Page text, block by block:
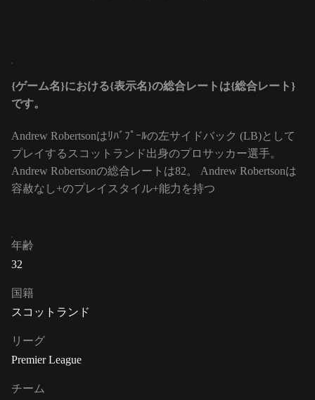
{ゲーム名}における{表示名}の総合レートは{総合レート}
です。
Andrew Robertsonはﾘﾊﾞﾌﾟｰﾙの左サイドバック (LB)として
プレイするスコットランド出身のプロサッカー選手。
Andrew Robertsonの総合レートは82。
Andrew Robertsonは
容赦なし+のプレイスタイル+能力を持つ
年齢
32
国籍
スコットランド
リーグ
Premier League
チーム